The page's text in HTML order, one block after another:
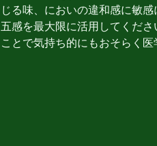
じる味、においの違和感に敏
五感を最大限に活用してくだ
ことで気持ち的にもおそらく